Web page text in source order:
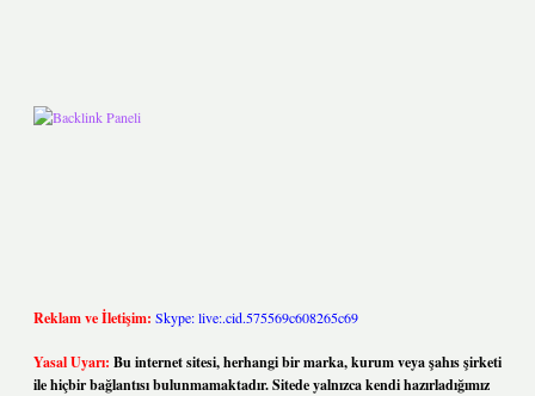
Reklam ve İletişim: Skype: live:.cid.575569c608265c69
Yasal Uyarı: Bu internet sitesi, herhangi bir marka, kurum veya şahıs şirketi
ile hiçbir bağlantısı bulunmamaktadır. Sitede yalnızca kendi hazırladığımız